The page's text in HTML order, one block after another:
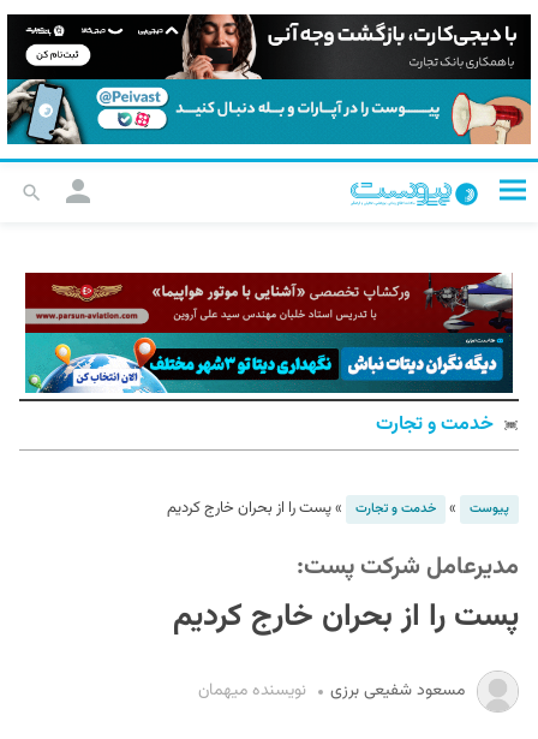
خدمت و تجارت
پیوست » خدمت و تجارت »پست را از بحران خارج کردیم
مدیرعامل شرکت پست:
پست را از بحران خارج کردیم
مسعود شفیعی برزی نویسنده میهمان